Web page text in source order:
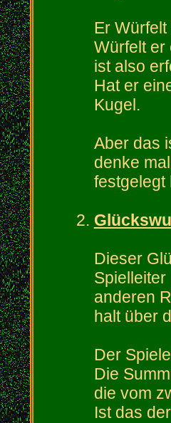
Er
Würfelt er
ist also
Hat er
Kugel.
Aber das
denke
festgelegt
Dieser
anderen
halt über
Der
Die
die vom
Ist das